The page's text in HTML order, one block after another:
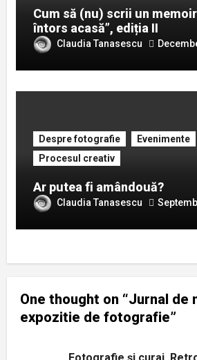
Cum să (nu) scrii un
întors acasă”, ediția II
Claudia Tanasescu
Despre fotografie
Evenimente
Procesul creativ
Ar putea fi amândouă?
Claudia Tanasescu
One thought on “Jurnal de
expozitie de fotografie”